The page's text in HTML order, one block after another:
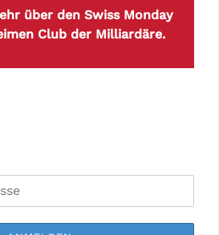
über den Swiss Monday
Club der Milliardäre.